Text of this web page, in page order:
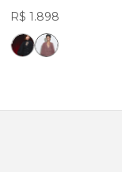
R$ 1.898